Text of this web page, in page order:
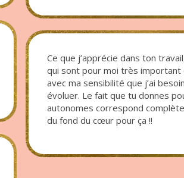
Ce que j’apprécie dans ton
qui sont pour moi très important
avec ma sensibilité que j’ai
évoluer. Le fait que tu donnes
autonomes correspond
du fond du cœur pour ça !!